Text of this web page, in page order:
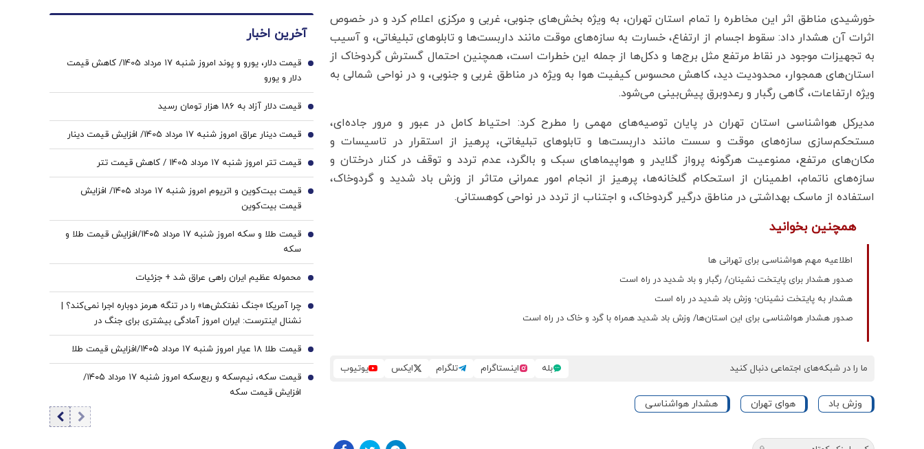
خورشیدی مناطق اثر این مخاطره را تمام استان تهران، به ویژه بخش‌های جنوبی، غربی و مرکزی اعلام کرد و در خصوص
اثرات آن هشدار داد: سقوط اجسام از ارتفاع، خسارت به سازه‌های موقت مانند داربست‌ها و تابلوهای تبلیغاتی، و آسیب
به تجهیزات موجود در نقاط مرتفع مثل برج‌ها و دکل‌ها از جمله این خطرات است، همچنین احتمال گسترش گردوخاک از
استان‌های همجوار، محدودیت دید، کاهش محسوس کیفیت هوا به ویژه در مناطق غربی و جنوبی، و در نواحی شمالی به
ویژه ارتفاعات، گاهی رگبار و رعدوبرق پیش‌بینی می‌شود.
مدیرکل هواشناسی استان تهران در پایان توصیه‌های مهمی را مطرح کرد: احتیاط کامل در عبور و مرور جاده‌ای،
مستحکم‌سازی سازه‌های موقت و سست مانند داربست‌ها و تابلوهای تبلیغاتی، پرهیز از استقرار در تاسیسات و
مکان‌های مرتفع، ممنوعیت هرگونه پرواز گلایدر و هواپیماهای سبک و بالگرد، عدم تردد و توقف در کنار درختان و
سازه‌های ناتمام، اطمینان از استحکام گلخانه‌ها، پرهیز از انجام امور عمرانی متاثر از وزش باد شدید و گردوخاک،
استفاده از ماسک بهداشتی در مناطق درگیر گردوخاک، و اجتناب از تردد در نواحی کوهستانی.
همچنین بخوانید
اطلاعیه مهم هواشناسی برای تهرانی ها
صدور هشدار برای پایتخت نشینان/ رگبار و باد شدید در راه است
هشدار به پایتخت نشینان؛ وزش باد شدید در راه است
صدور هشدار هواشناسی برای این استان‌ها/ وزش باد شدید همراه با گرد و خاک در راه است
ما را در شبکه‌های اجتماعی دنبال کنید بله اینستاگرام تلگرام ایکس یوتیوب
وزش باد هوای تهران هشدار هواشناسی
آخرین اخبار
قیمت دلار، یورو و پوند امروز شنبه ۱۷ مرداد 1405/ کاهش قیمت
دلار و یورو
1
قیمت دلار آزاد به 186 هزار تومان رسید 2
قیمت دینار عراق امروز شنبه ۱۷ مرداد 1405/ افزایش قیمت دینار 3
قیمت تتر امروز شنبه ۱۷ مرداد 1405 / کاهش قیمت تتر 4
قیمت بیت‌کوین و اتریوم امروز شنبه ۱۷ مرداد ۱۴۰۵/ افزایش
قیمت بیت‌کوین
5
قیمت طلا و سکه امروز شنبه ۱۷ مرداد ۱۴۰۵/افزایش قیمت طلا و
سکه
6
محموله عظیم ایران راهی عراق شد + جزئیات 7
چرا آمریکا «جنگ نفتکش‌ها» را در تنگه هرمز دوباره اجرا نمی‌کند؟ |
نشنال اینترست: ایران امروز آمادگی بیشتری برای جنگ در
خلیج‌فارس دارد
8
قیمت طلا ۱۸ عیار امروز شنبه ۱۷ مرداد ۱۴۰۵/افزایش قیمت طلا 9
قیمت سکه، نیم‌سکه و ربع‌سکه امروز شنبه ۱۷ مرداد ۱۴۰۵/
افزایش قیمت سکه
10